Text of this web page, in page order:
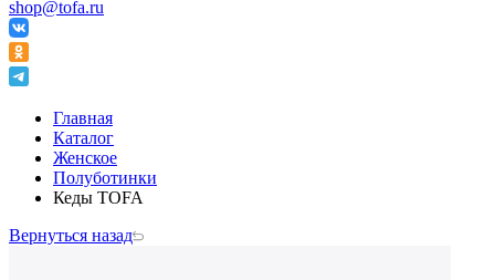
shop@tofa.ru
Главная
Каталог
Женское
Полуботинки
Кеды TOFA
Вернуться назад